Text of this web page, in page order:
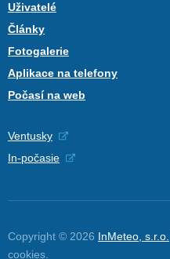
Uživatelé
Články
Fotogalerie
Aplikace na telefony
Počasí na web
Ventusky
In-počasie
Copyright © 2026 InMeteo, s.r.o.
cookies